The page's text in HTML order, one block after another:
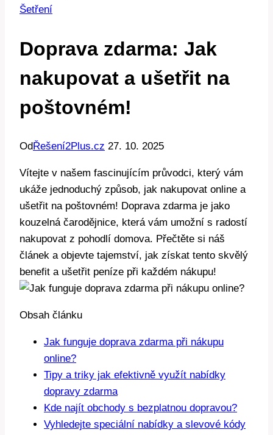
Šetření
Doprava zdarma: Jak
nakupovat a ušetřit na
poštovném!
Od Řešení2Plus.cz 27. 10. 2025
Vítejte v našem fascinujícím průvodci, který vám
ukáže jednoduchý způsob, jak nakupovat online a
ušetřit na poštovném! Doprava zdarma je jako
kouzelná čarodějnice, která vám umožní s radostí
nakupovat z pohodlí domova. Přečtěte si náš
článek a objevte tajemství, jak získat tento skvělý
benefit a ušetřit peníze při každém nákupu!
Obsah článku
Jak funguje doprava zdarma při nákupu
online?
Tipy a triky jak efektivně využít nabídky
dopravy zdarma
Kde najít obchody s bezplatnou dopravou?
Vyhledejte speciální nabídky a slevové kódy